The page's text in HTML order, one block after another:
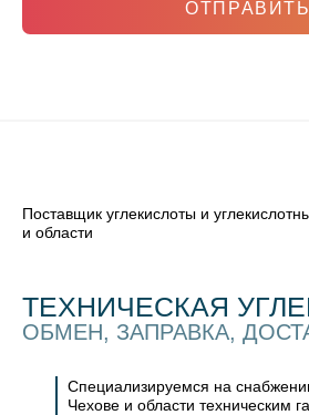
ОТПРАВИТЬ
Поставщик углекислоты и
и области
ТЕХНИЧЕСКАЯ
ОБМЕН, ЗАПРАВКА,
Специализируемся на
Чехове и области техническим